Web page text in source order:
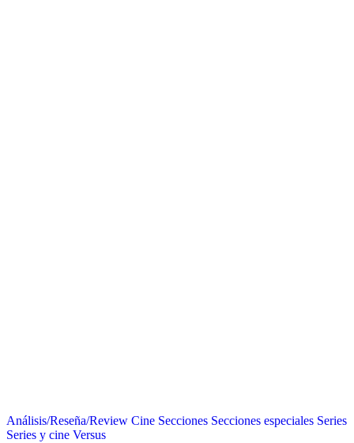
Análisis/Reseña/Review Cine Secciones Secciones especiales Series
Series y cine Versus